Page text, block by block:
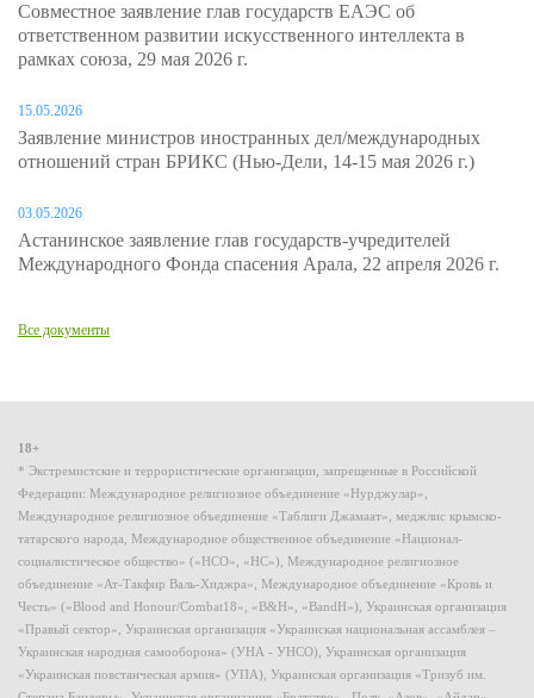
Совместное заявление глав государств ЕАЭС об
ответственном развитии искусственного интеллекта в
рамках союза, 29 мая 2026 г.
15.05.2026
Заявление министров иностранных дел/международных
отношений стран БРИКС (Нью-Дели, 14-15 мая 2026 г.)
03.05.2026
Астанинское заявление глав государств-учредителей
Международного Фонда спасения Арала, 22 апреля 2026 г.
Все документы
18+
* Экстремистские и террористические организации, запрещенные в Российской
Федерации: Международное религиозное объединение «Нурджулар»,
Международное религиозное объединение «Таблиги Джамаат», меджлис крымско-
татарского народа, Международное общественное объединение «Национал-
социалистическое общество» («НСО», «НС»), Международное религиозное
объединение «Ат-Такфир Валь-Хиджра», Международное объединение «Кровь и
Честь» («Blood and Honour/Combat18», «B&H», «BandH»), Украинская организация
«Правый сектор», Украинская организация «Украинская национальная ассамблея –
Украинская народная самооборона» (УНА - УНСО), Украинская организация
«Украинская повстанческая армия» (УПА), Украинская организация «Тризуб им.